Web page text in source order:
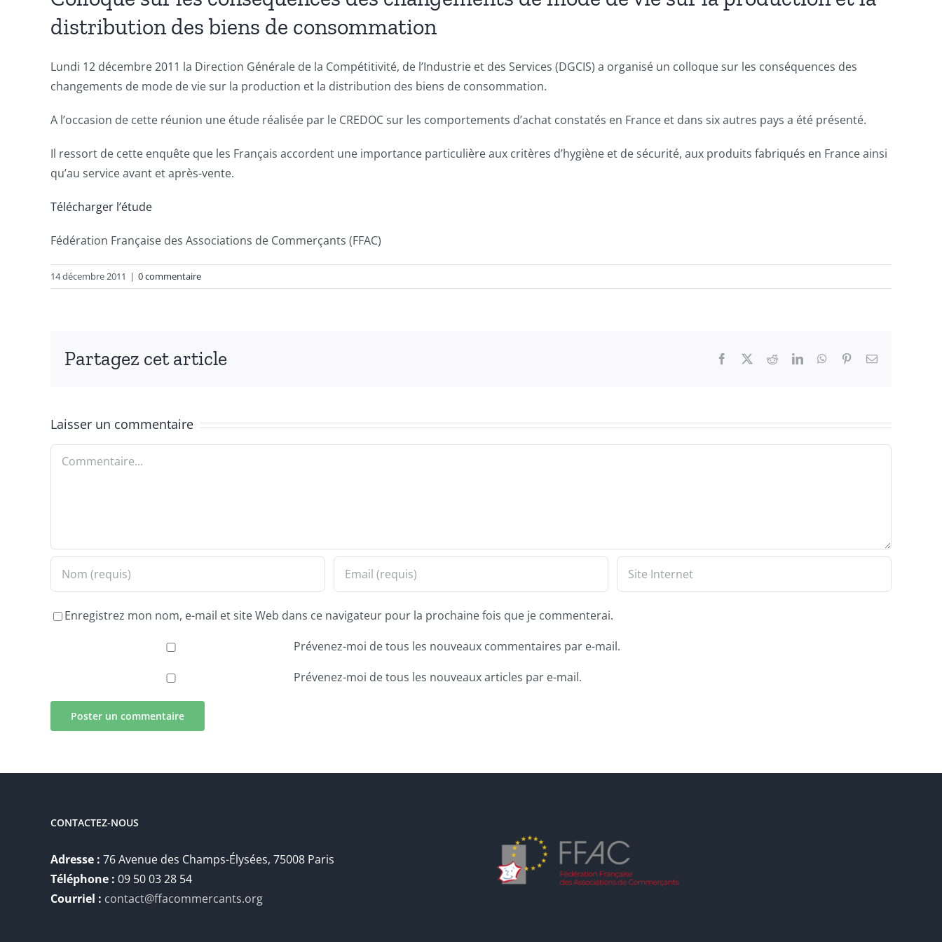
distribution des biens de consommation
Lundi 12 décembre 2011 la Direction Générale de la Compétitivité, de l’Industrie et des Services (DGCIS) a organisé un colloque sur les conséquences des
changements de mode de vie sur la production et la distribution des biens de consommation.
A l’occasion de cette réunion une étude réalisée par le CREDOC sur les comportements d’achat constatés en France et dans six autres pays a été présenté.
Il ressort de cette enquête que les Français accordent une importance particulière aux critères d’hygiène et de sécurité, aux produits fabriqués en France ainsi
qu’au service avant et après-vente.
Télécharger l’étude
Fédération Française des Associations de Commerçants (FFAC)
14 décembre 2011 | 0 commentaire
Partagez cet article Facebook RedditLinkedInWhatsApp
PinterestEmail
Laisser un commentaire
Commentaire
Enregistrez mon nom, e-mail et site Web dans ce navigateur pour la prochaine fois que je commenterai.
Prévenez-moi de tous les nouveaux commentaires par e-mail.
Prévenez-moi de tous les nouveaux articles par e-mail.
CONTACTEZ-NOUS
Adresse : 76 Avenue des Champs-Élysées, 75008 Paris
Téléphone : 09 50 03 28 54
Courriel : contact@ffacommercants.org